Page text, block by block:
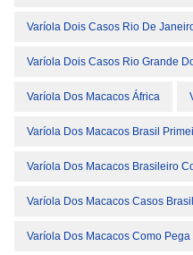
Varíola Dois Casos Rio De
Varíola Dois Casos Rio Grande
Varíola Dos Macacos África
Varíola Dos Macacos Brasil
Varíola Dos Macacos Brasileiro
Varíola Dos Macacos Casos Brasil
Varíola Dos Macacos Como Pega